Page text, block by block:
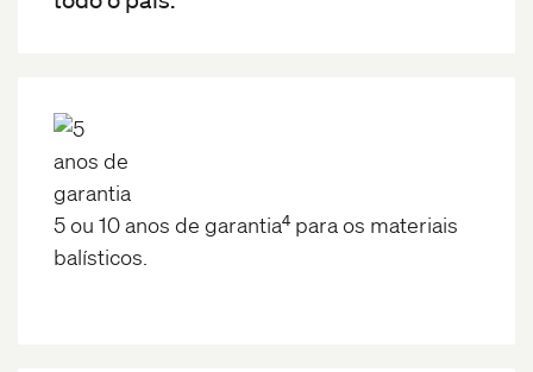
5 ou 10 anos de garantia4 para os materiais
balísticos.